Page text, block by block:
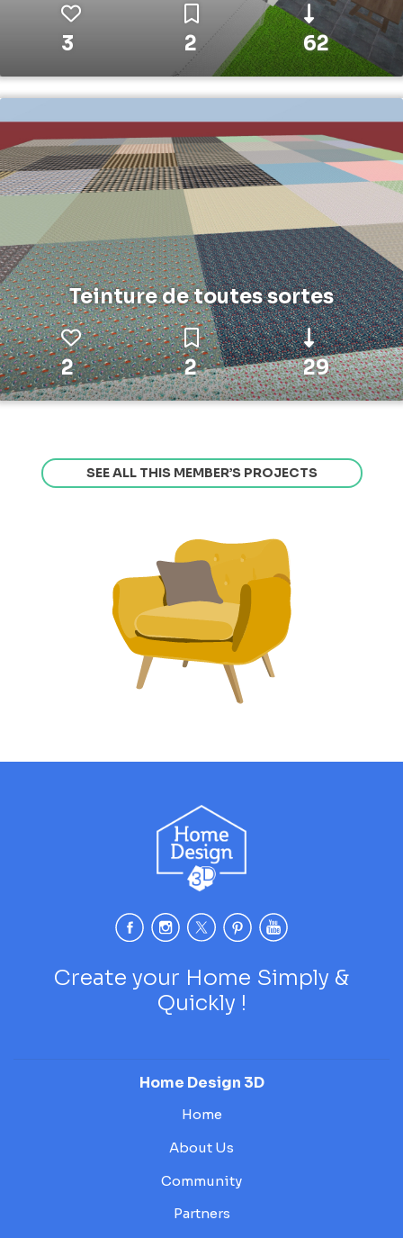
3 2 62
Teinture de toutes sortes
2 2 29
SEE ALL THIS MEMBER’S PROJECTS
Create your Home Simply &
Quickly !
Home Design 3D
Home
About Us
Community
Partners